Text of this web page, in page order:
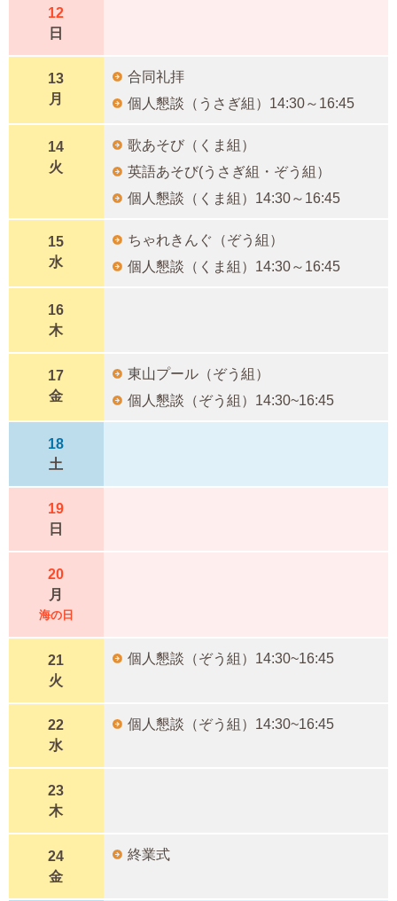
12
日
13
月
合同礼拝
個人懇談（うさぎ組）14:30～16:45
14
火
歌あそび（くま組）
英語あそび(うさぎ組・ぞう組）
個人懇談（くま組）14:30～16:45
15
水
ちゃれきんぐ（ぞう組）
個人懇談（くま組）14:30～16:45
16
木
17
金
東山プール（ぞう組）
個人懇談（ぞう組）14:30~16:45
18
土
19
日
20
月
海の日
21
火
個人懇談（ぞう組）14:30~16:45
22
水
個人懇談（ぞう組）14:30~16:45
23
木
24
金
終業式